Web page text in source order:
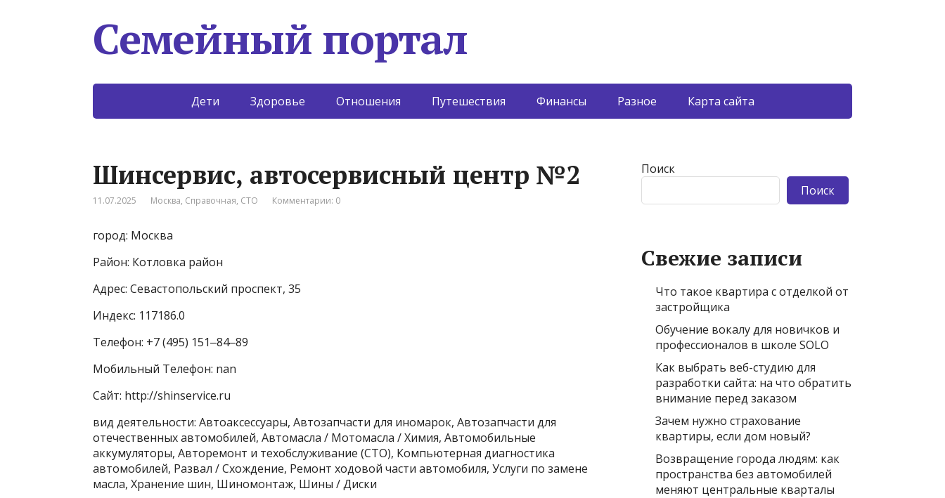
Семейный портал
Дети Здоровье Отношения Путешествия Финансы Разное Карта сайта
Шинсервис, автосервисный центр №2
11.07.2025 Москва, Справочная, СТО Комментарии: 0
город: Москва
Район: Котловка район
Адрес: Севастопольский проспект, 35
Индекс: 117186.0
Телефон: +7 (495) 151‒84‒89
Мобильный Телефон: nan
Сайт: http://shinservice.ru
вид деятельности: Автоаксессуары, Автозапчасти для иномарок, Автозапчасти для
отечественных автомобилей, Автомасла / Мотомасла / Химия, Автомобильные
аккумуляторы, Авторемонт и техобслуживание (СТО), Компьютерная диагностика
автомобилей, Развал / Схождение, Ремонт ходовой части автомобиля, Услуги по замене
масла, Хранение шин, Шиномонтаж, Шины / Диски
Поиск
Поиск
Свежие записи
Что такое квартира с отделкой от
застройщика
Обучение вокалу для новичков и
профессионалов в школе SOLO
Как выбрать веб-студию для
разработки сайта: на что обратить
внимание перед заказом
Зачем нужно страхование
квартиры, если дом новый?
Возвращение города людям: как
пространства без автомобилей
меняют центральные кварталы